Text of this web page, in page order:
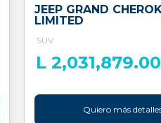
JEEP GRAND
LIMITED
SUV
L 2,031,879.00
Quiero más